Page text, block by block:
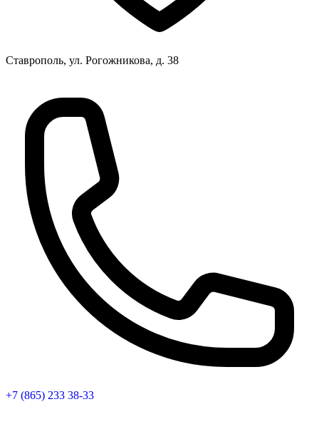
Ставрополь, ул. Рогожникова, д. 38
+7 (865) 233 38-33